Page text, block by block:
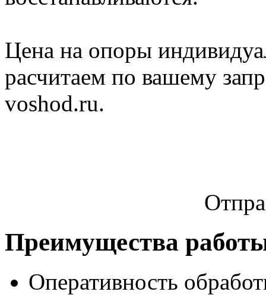
Цена на опоры
расчитаем по вашему
voshod.ru.
Преимущества
Оперативность